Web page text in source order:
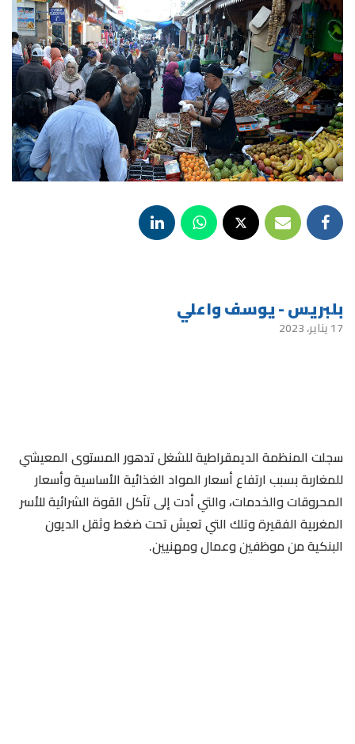
بلبريس - يوسف واعلي
17 يناير، 2023
سجلت المنظمة الديمقراطية للشغل تدهور المستوى المعيشي
للمغاربة بسبب ارتفاع أسعار المواد الغذائية الأساسية وأسعار
المحروقات والخدمات، والتي أدت إلى تآكل القوة الشرائية للأسر
المغربية الفقيرة وتلك التي تعيش تحت ضغط وثقل الديون
البنكية من موظفين وعمال ومهنيين.